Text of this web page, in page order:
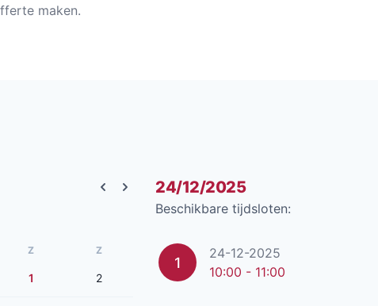
maken.
Previous month
Next month
Z Z
1 2
24/12/2025
Beschikbare tijdsloten:
1
24-12-2025
10:00 - 11:00